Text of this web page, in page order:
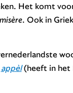
Het komt
misère. Ook in
appèl(heeft in het